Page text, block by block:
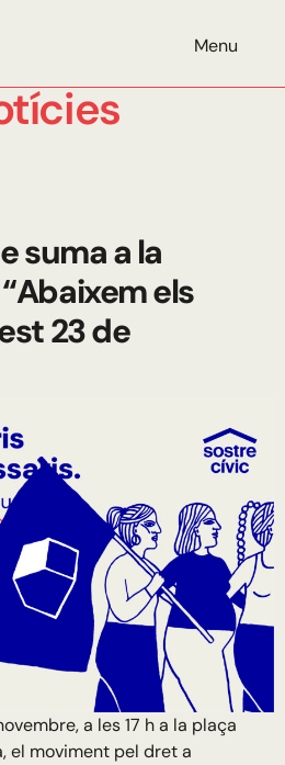
Menu
suma a la
els
23 de
a les 17 h a la plaça
el moviment pel dret a